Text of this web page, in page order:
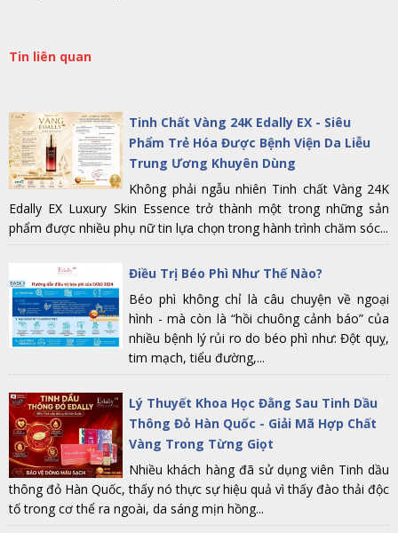
Tin liên quan
Tinh Chất Vàng 24K Edally EX - Siêu
Phẩm Trẻ Hóa Được Bệnh Viện Da Liễu
Trung Ương Khuyên Dùng
Không phải ngẫu nhiên Tinh chất Vàng 24K
Edally EX Luxury Skin Essence trở thành một trong những sản
phẩm được nhiều phụ nữ tin lựa chọn trong hành trình chăm sóc...
Điều Trị Béo Phì Như Thế Nào?
Béo phì không chỉ là câu chuyện về ngoại
hình - mà còn là “hồi chuông cảnh báo” của
nhiều bệnh lý rủi ro do béo phì như: Đột quỵ,
tim mạch, tiểu đường,...
Lý Thuyết Khoa Học Đằng Sau Tinh Dầu
Thông Đỏ Hàn Quốc - Giải Mã Hợp Chất
Vàng Trong Từng Giọt
Nhiều khách hàng đã sử dụng viên Tinh dầu
thông đỏ Hàn Quốc, thấy nó thực sự hiệu quả vì thấy đào thải độc
tố trong cơ thể ra ngoài, da sáng mịn hồng...